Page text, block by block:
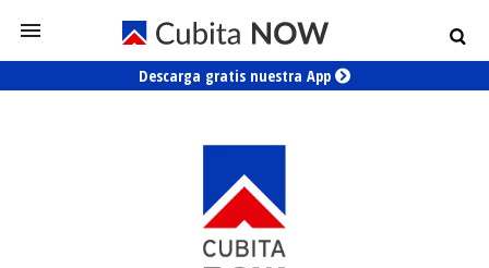
Descarga gratis nuestra App